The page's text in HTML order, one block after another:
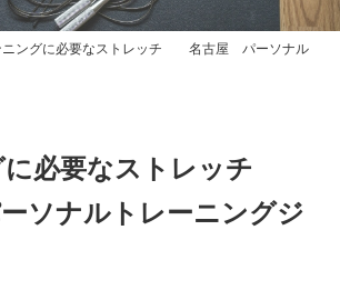
ニングに必要なストレッチ 名古屋 パーソナル
に必要なストレッチ
ソナルトレーニングジ